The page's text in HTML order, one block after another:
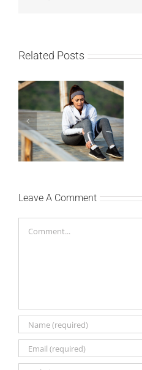
Related Posts
Treniraj pametno: Kako
da izbegneš povrede i
ostaneš u top formi
Leave A Comment